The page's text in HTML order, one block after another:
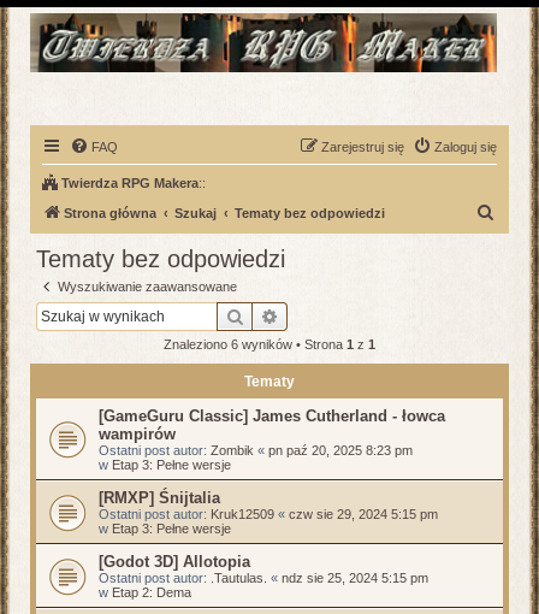
FAQ Zaloguj się
Zarejestruj się
Twierdza RPG Makera::
Strona główna Szukaj Tematy bez odpowiedzi
Tematy bez odpowiedzi
Wyszukiwanie zaawansowane
Szukaj
Znaleziono 6 wyników • Strona 1 z 1
Tematy
[GameGuru Classic] James Cutherland - łowca
wampirów
Ostatni post autor: Zombik « pn paź 20, 2025 8:23 pm
w Etap 3: Pełne wersje
[RMXP] Śnijtalia
Ostatni post autor: Kruk12509 « czw sie 29, 2024 5:15 pm
w Etap 3: Pełne wersje
[Godot 3D] Allotopia
Ostatni post autor: .Tautulas. « ndz sie 25, 2024 5:15 pm
w Etap 2: Dema